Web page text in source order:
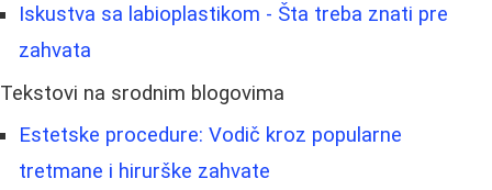
Iskustva sa labioplastikom - Šta treba znati pre
zahvata
Tekstovi na srodnim blogovima
Estetske procedure: Vodič kroz popularne
tretmane i hirurške zahvate